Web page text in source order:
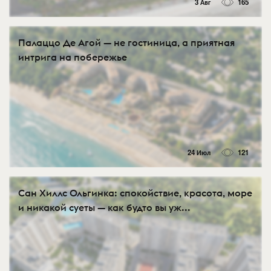
Палаццо Де Агой — не гостиница, а приятная
интрига на побережье
24 Июл 121
Сан Хиллс Ольгинка: спокойствие, красота, море
и никакой суеты — как будто вы уж...